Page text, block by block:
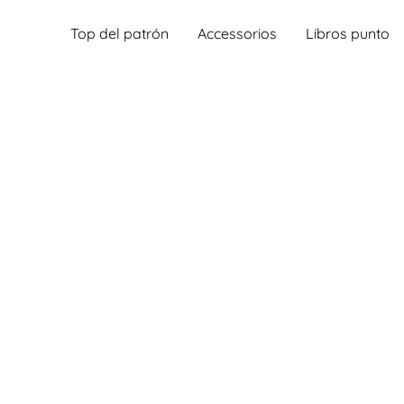
Top del patrón Accessorios Libros punto